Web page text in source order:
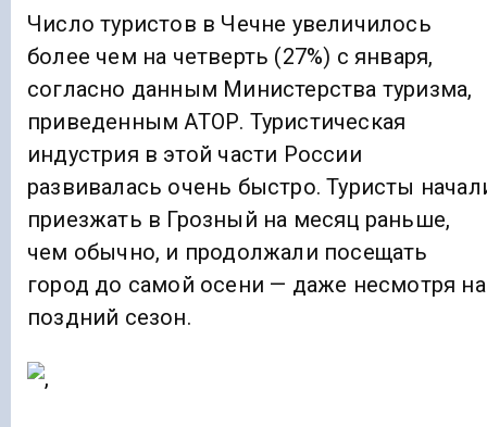
Число туристов в Чечне увеличилось
более чем на четверть (27%) с января,
согласно данным Министерства туризма,
приведенным АТОР. Туристическая
индустрия в этой части России
развивалась очень быстро. Туристы
приезжать в Грозный на месяц раньше,
чем обычно, и продолжали посещать
город до самой осени — даже несмотря на
поздний сезон.